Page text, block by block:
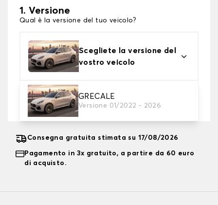
1. Versione
Qual è la versione del tuo veicolo?
Scegliete la versione del
vostro veicolo
GRECALE
Versione 01/2022 - 2026
2. Livello di protezione
Scegli il telo protettivo adatto alle tue esigenze
Consegna gratuita stimata su 17/08/2026
Pagamento in 3x gratuito, a partire da 60 euro
di acquisto.